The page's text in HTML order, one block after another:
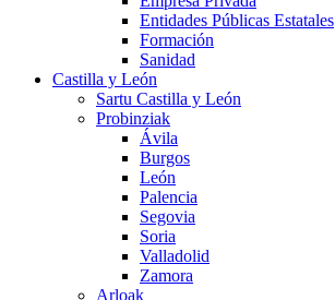
Entidades Públicas Estatales
Formación
Sanidad
Castilla y León
Sartu Castilla y León
Probinziak
Ávila
Burgos
León
Palencia
Segovia
Soria
Valladolid
Zamora
Arloak